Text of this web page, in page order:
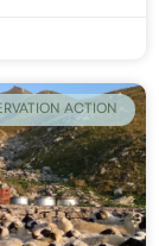
ACTION